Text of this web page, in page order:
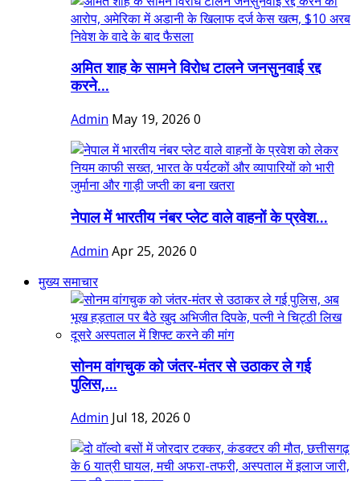
अमित शाह के सामने विरोध टालने जनसुनवाई रद्द
करने...
Admin May 19, 2026 0
नेपाल में भारतीय नंबर प्लेट वाले वाहनों के प्रवेश...
Admin Apr 25, 2026 0
मुख्य समाचार
सोनम वांगचुक को जंतर-मंतर से उठाकर ले गई
पुलिस,...
Admin Jul 18, 2026 0